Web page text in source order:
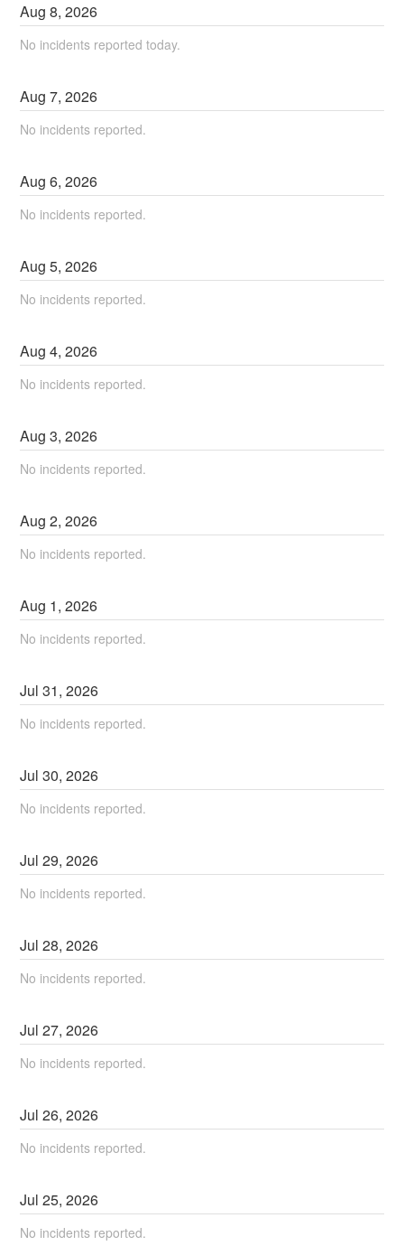
Aug8,2026
No incidents reported today.
Aug7,2026
No incidents reported.
Aug6,2026
No incidents reported.
Aug5,2026
No incidents reported.
Aug4,2026
No incidents reported.
Aug3,2026
No incidents reported.
Aug2,2026
No incidents reported.
Aug 1,2026
No incidents reported.
Jul31,2026
No incidents reported.
Jul30,2026
No incidents reported.
Jul29,2026
No incidents reported.
Jul28,2026
No incidents reported.
Jul27,2026
No incidents reported.
Jul26,2026
No incidents reported.
Jul25,2026
No incidents reported.